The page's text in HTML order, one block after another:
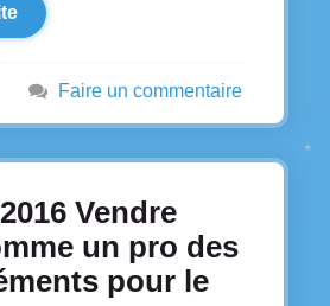
Faire un commentaire
Vendre
un pro des
pour le